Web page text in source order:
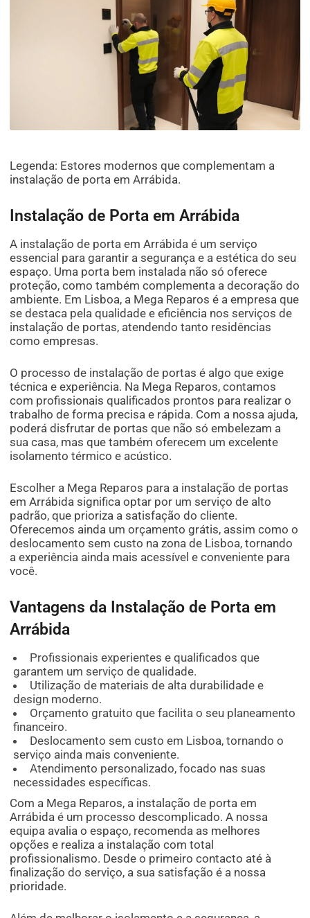
Legenda: Estores modernos que complementam a
instalação de porta em Arrábida.
Instalação de Porta em Arrábida
A instalação de porta em Arrábida é um serviço
essencial para garantir a segurança e a estética do seu
espaço. Uma porta bem instalada não só oferece
proteção, como também complementa a decoração do
ambiente. Em Lisboa, a Mega Reparos é a empresa que
se destaca pela qualidade e eficiência nos serviços de
instalação de portas, atendendo tanto residências
como empresas.
O processo de instalação de portas é algo que exige
técnica e experiência. Na Mega Reparos, contamos
com profissionais qualificados prontos para realizar o
trabalho de forma precisa e rápida. Com a nossa ajuda,
poderá disfrutar de portas que não só embelezam a
sua casa, mas que também oferecem um excelente
isolamento térmico e acústico.
Escolher a Mega Reparos para a instalação de portas
em Arrábida significa optar por um serviço de alto
padrão, que prioriza a satisfação do cliente.
Oferecemos ainda um orçamento grátis, assim como o
deslocamento sem custo na zona de Lisboa, tornando
a experiência ainda mais acessível e conveniente para
você.
Vantagens da Instalação de Porta em
Arrábida
Profissionais experientes e qualificados que
garantem um serviço de qualidade.
Utilização de materiais de alta durabilidade e
design moderno.
Orçamento gratuito que facilita o seu planeamento
financeiro.
Deslocamento sem custo em Lisboa, tornando o
serviço ainda mais conveniente.
Atendimento personalizado, focado nas suas
necessidades específicas.
Com a Mega Reparos, a instalação de porta em
Arrábida é um processo descomplicado. A nossa
equipa avalia o espaço, recomenda as melhores
opções e realiza a instalação com total
profissionalismo. Desde o primeiro contacto até à
finalização do serviço, a sua satisfação é a nossa
prioridade.